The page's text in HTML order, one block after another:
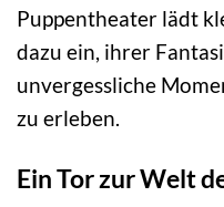
Puppentheater lädt
dazu ein, ihrer
unvergessliche
zu erleben.
Ein Tor zur Welt